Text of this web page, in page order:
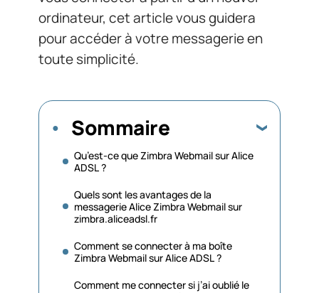
ordinateur, cet article vous guidera
pour accéder à votre messagerie en
toute simplicité.
Sommaire
Qu’est-ce que Zimbra Webmail sur Alice
ADSL ?
Quels sont les avantages de la
messagerie Alice Zimbra Webmail sur
zimbra.aliceadsl.fr
Comment se connecter à ma boîte
Zimbra Webmail sur Alice ADSL ?
Comment me connecter si j’ai oublié le